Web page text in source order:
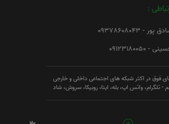
:
- 09378608043
فوق در اکثر شبکه های اجتماعی داخلی و خارجی
- تلگرام، واتس اپ، بله، ایتا، روبیکا، سروش، شاد